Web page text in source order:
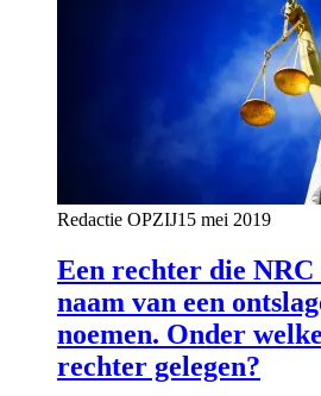
Redactie OPZIJ15 mei 2019
Een rechter die
naam van een
noemen. Onder
rechter gelegen?